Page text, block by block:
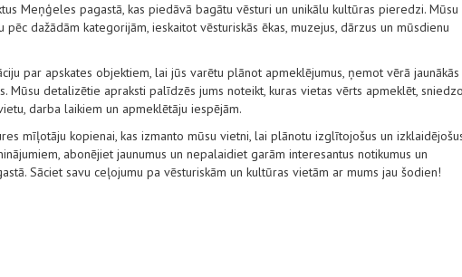
Meņģeles pagastā, kas piedāvā bagātu vēsturi un unikālu kultūras pieredzi. Mūsu
dažādām kategorijām, ieskaitot vēsturiskās ēkas, muzejus, dārzus un mūsdienu
par apskates objektiem, lai jūs varētu plānot apmeklējumus, ņemot vērā jaunākās
Mūsu detalizētie apraksti palīdzēs jums noteikt, kuras vietas vērts apmeklēt,
darba laikiem un apmeklētāju iespējām.
mīļotāju kopienai, kas izmanto mūsu vietni, lai plānotu izglītojošus un
abonējiet jaunumus un nepalaidiet garām interesantus notikumus un
Sāciet savu ceļojumu pa vēsturiskām un kultūras vietām ar mums jau šodien!